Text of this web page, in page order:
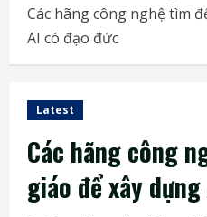
Các hãng công nghệ tìm
AI có đạo đức
Latest
Các hãng công
giáo để xây